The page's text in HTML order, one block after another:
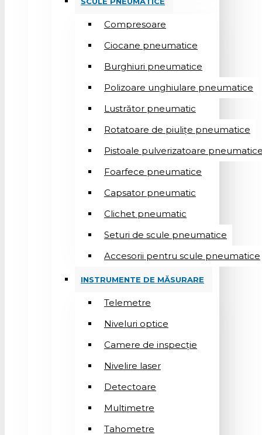
Compresoare
Ciocane pneumatice
Burghiuri pneumatice
Polizoare unghiulare pneumatice
Lustrător pneumatic
Rotatoare de piulițe pneumatice
Pistoale pulverizatoare
Foarfece pneumatice
Capsator pneumatic
Clichet pneumatic
Seturi de scule pneumatice
Accesorii pentru scule pneumatice
INSTRUMENTE DE MĂSURARE
Telemetre
Niveluri optice
Camere de inspecție
Nivelire laser
Detectoare
Multimetre
Tahometre